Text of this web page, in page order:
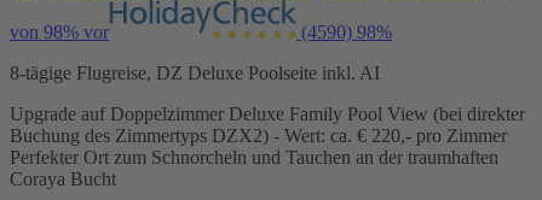
von 98% vor (4590) 98%
8-tägige Flugreise, DZ Deluxe Poolseite inkl. AI
Upgrade auf Doppelzimmer Deluxe Family Pool View (bei direkter
Buchung des Zimmertyps DZX2) - Wert: ca. € 220,- pro Zimmer
Perfekter Ort zum Schnorcheln und Tauchen an der traumhaften
Coraya Bucht